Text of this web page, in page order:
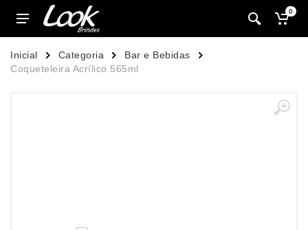
0
Inicial Categoria
Bar e Bebidas
Coqueteleira Acrílico 565ml